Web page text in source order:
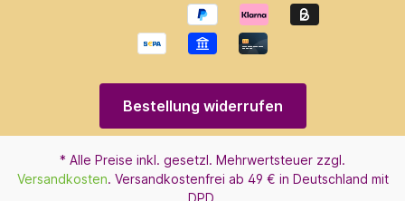
Bestellung widerrufen
* Alle Preise inkl. gesetzl. Mehrwertsteuer zzgl.
Versandkosten. Versandkostenfrei ab 49 € in Deutschland mit
DPD.